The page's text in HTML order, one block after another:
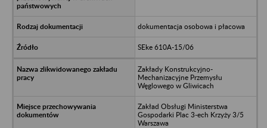
dokumentacja osobowa i płacowa
SEke 610A-15/06
Zakłady Konstrukcyjno-
Mechanizacyjne Przemysłu
Węglowego w Gliwicach
Zakład Obsługi Ministerstwa
Gospodarki Plac 3-ech Krzyży 3/5
Warszawa